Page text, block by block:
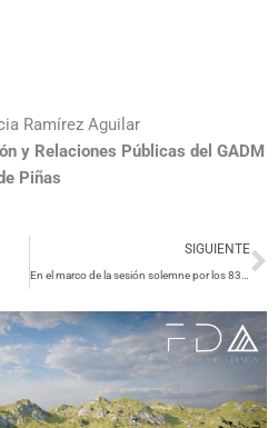
Ramírez Aguilar
y Relaciones Públicas del GADM
Piñas
SIGUIENTE
En el marco de la sesión solemne por los 83 años de cantonización